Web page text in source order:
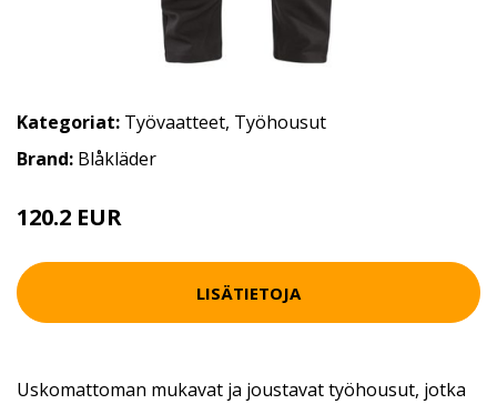
Kategoriat: Työvaatteet, Työhousut
Brand: Blåkläder
120.2 EUR
LISÄTIETOJA
Uskomattoman mukavat ja joustavat työhousut, jotka